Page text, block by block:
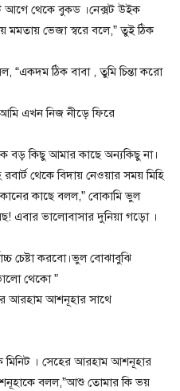
আগে থেকে বুকড ।নেক্সট উইক
মমতায় ভেজা স্বরে বলে,” তুই ঠিক
“একদম ঠিক বাবা , তুমি চিন্তা করো
এখন নিজ নীড়ে ফিরে
বড় কিছু আমার কাছে অন্যকিছু না।
থেকে বিদায় নেওয়ার সময় মিহি
কাছে বলল,” বোকামি ভুল
এবার ভালোবাসার দুনিয়া গড়ো ।
চেষ্টা করবো।ভুল বোঝাবুঝি
থেকো ”
আরহাম আশনূহার সাথে
। সেহের আরহাম আশনূহার
বলল,”আশু তোমার কি ভয়